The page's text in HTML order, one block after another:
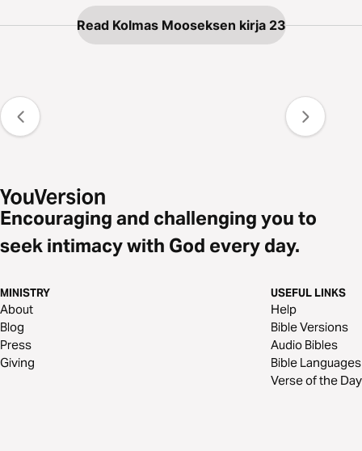
Read Kolmas Mooseksen kirja 23
Encouraging and challenging you to
seek intimacy with God every day.
MINISTRY
About
Blog
Press
Giving
USEFUL LINKS
Help
Bible Versions
Audio Bibles
Bible Languages
Verse of the Day